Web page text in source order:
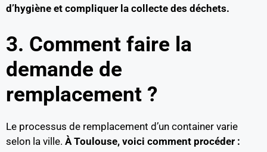
d’hygiène et compliquer la collecte des déchets.
3. Comment faire la
demande de
remplacement ?
Le processus de remplacement d’un container varie
selon la ville. À Toulouse, voici comment procéder :